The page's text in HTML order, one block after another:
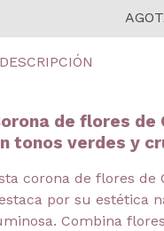
DESCRIPCIÓN
de flores de
tonos verdes y
corona de flores de
por su estética
Combina